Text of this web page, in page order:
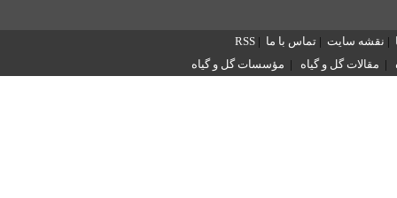
| نقشه سایت | تماس با ما |
RSS
| مقالات گل و گیاه | مؤسسات گل و گیاه